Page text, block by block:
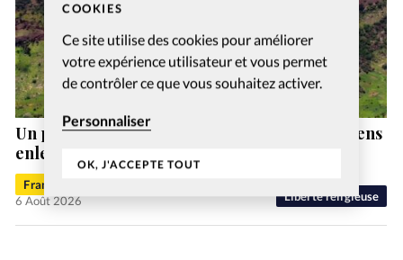
COOKIES
Ce site utilise des cookies pour améliorer
votre expérience utilisateur et vous permet
de contrôler ce que vous souhaitez activer.
Personnaliser
OK, J'ACCEPTE TOUT
Liberté religieuse
Un pasteur assassiné et des dizaines de chrétiens
enlevés au Soudan
Francis-George Sarpédon
6 Août 2026